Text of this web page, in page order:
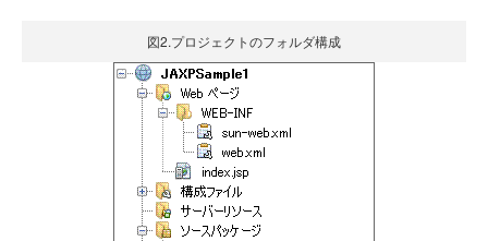
図2.プロジェクトのフォルダ構成